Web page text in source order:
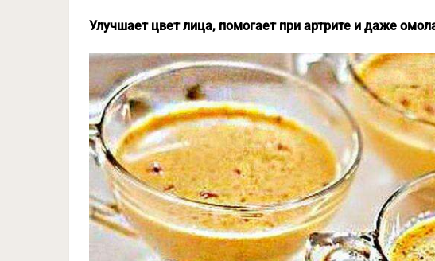
Улучшает цвет лица, помогает при артрите и даже